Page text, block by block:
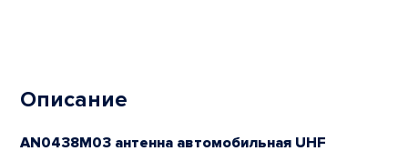
Описание
AN0438M03 антенна автомобильная UHF